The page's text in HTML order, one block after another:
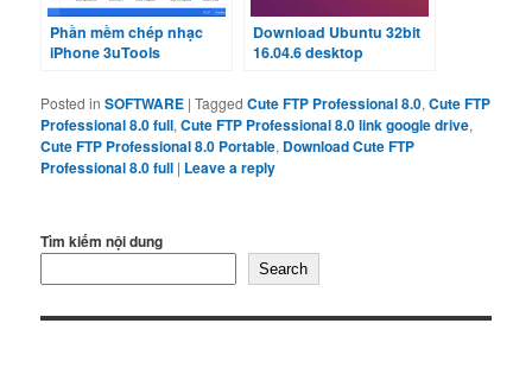
Phần mềm chép nhạc
iPhone 3uTools
Download Ubuntu 32bit
16.04.6 desktop
Posted in SOFTWARE |Tagged Cute FTP Professional 8.0,Cute FTP
Professional 8.0 full,Cute FTP Professional 8.0 link google drive,
Cute FTP Professional 8.0 Portable, Download Cute FTP
Professional 8.0 full | Leave a reply
Tìm kiếm nội dung
Search